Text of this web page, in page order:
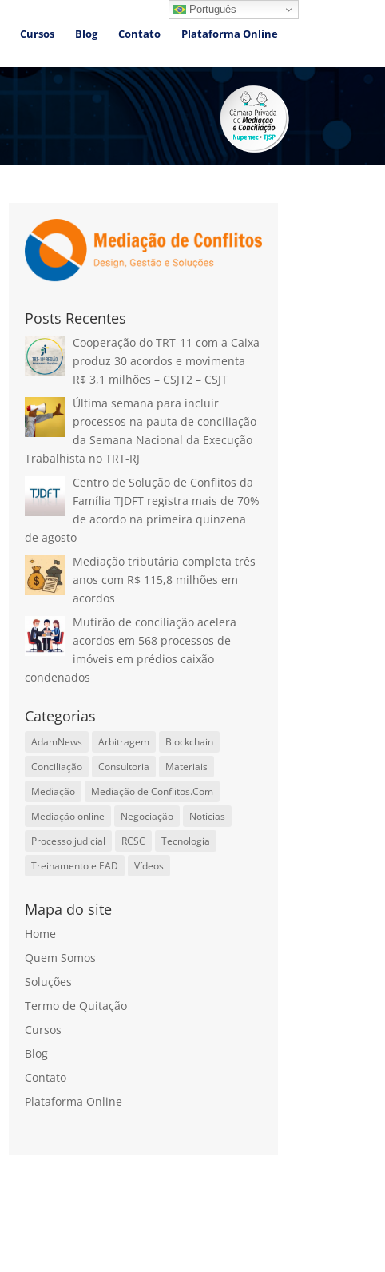
Cursos Blog Contato Plataforma Online
Posts Recentes
Cooperação do TRT-11 com a Caixa
produz 30 acordos e movimenta
R$ 3,1 milhões – CSJT2 – CSJT
Última semana para incluir
processos na pauta de conciliação
da Semana Nacional da Execução
Trabalhista no TRT-RJ
Centro de Solução de Conflitos da
Família TJDFT registra mais de 70%
de acordo na primeira quinzena
de agosto
Mediação tributária completa três
anos com R$ 115,8 milhões em
acordos
Mutirão de conciliação acelera
acordos em 568 processos de
imóveis em prédios caixão
condenados
Categorias
AdamNews Arbitragem
Blockchain
Conciliação
Consultoria
Materiais
Mediação
Mediação de Conflitos.Com
Mediação online
Negociação
Notícias
Processo judicial
RCSC
Tecnologia
Treinamento e EAD
Vídeos
Mapa do site
Home
Quem Somos
Soluções
Termo de Quitação
Cursos
Blog
Contato
Plataforma Online
Português